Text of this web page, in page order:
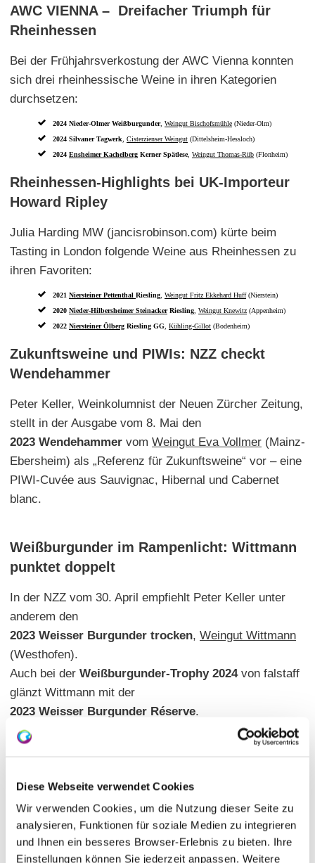
Diese Webseite verwendet Cookies
Wir verwenden Cookies, um die Nutzung dieser Seite zu
analysieren, Funktionen für soziale Medien zu integrieren
und Ihnen ein besseres Browser-Erlebnis zu bieten. Ihre
Einstellungen können Sie jederzeit anpassen. Weitere
AWC VIENNA – Dreifacher Triumph für
Rheinhessen
Bei der Frühjahrsverkostung der AWC Vienna konnten
sich drei rheinhessische Weine in ihren Kategorien
durchsetzen:
2024 Nieder-Olmer Weißburgunder, Weingut Bischofsmühle (Nieder-Olm)
2024 Silvaner Tagwerk
Cisterzienser Weingut (Dittelsheim-Hessloch)
2024 Ensheimer Kachelberg Kerner Spätlese, Weingut Thomas-Rüb (Flonheim)
Rheinhessen-Highlights bei UK-Importeur
Howard Ripley
Julia Harding MW (jancisrobinson.com) kürte beim
Tasting in London folgende Weine aus Rheinhessen zu
ihren Favoriten:
2021 Niersteiner Pettenthal Riesling Weingut Fritz Ekkehard Huff(Nierstein)
2020 Nieder-Hilbersheimer SteinackerRiesling Weingut Knewitz (Appenheim)
2022 Niersteiner Ölberg Riesling GG Kühling-Gillot (Bodenheim)
Zukunftsweine und PIWIs: NZZ checkt
Wendehammer
Peter Keller, Weinkolumnist der Neuen Zürcher Zeitung,
stellt in der Ausgabe vom 8. Mai den
2023 Wendehammer vom Weingut Eva Vollmer (Mainz-
Ebersheim) als „Referenz für Zukunftsweine“ vor – eine
PIWI-Cuvée aus Sauvignac, Hibernal und Cabernet
blanc.
Weißburgunder im Rampenlicht: Wittmann
punktet doppelt
In der NZZ vom 30. April empfiehlt Peter Keller unter
anderem den
2023 Weisser Burgunder trocken, Weingut Wittmann
(Westhofen).
Auch bei der Weißburgunder-Trophy 2024von falstaff
glänzt Wittmann mit der
2023 Weisser Burgunder Réserve.
quality and value
Julia Harding, MW lobt am 2. Mai bei
jancisrobinson.com die
2023 und 2022 Qvinterra RieslingevonKühling-Gillot